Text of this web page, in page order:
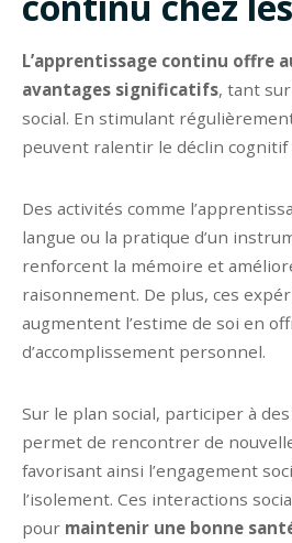
L’apprentissage continu offre
avantages significatifs, tant
social. En stimulant
peuvent ralentir le déclin cognitif
Des activités comme
langue ou la pratique d’un
renforcent la mémoire et
raisonnement. De plus, ces
augmentent l’estime de soi en
d’accomplissement personnel.
Sur le plan social, participer à
permet de rencontrer de
favorisant ainsi l’engagement
l’isolement. Ces interactions
pour maintenir une bonne